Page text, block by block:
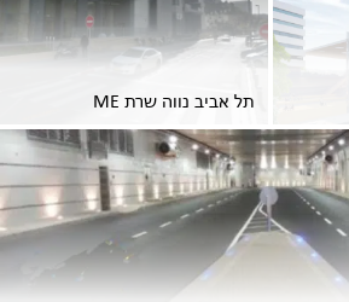
תל אביב נווה שרת ME